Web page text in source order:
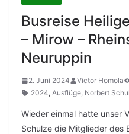
Busreise
– Mirow –
Neuruppin
2. Juni 2024 Victor Homola
2024, Ausflüge, Norbert
Wieder einmal hatte unser
Schulze die Mitglieder des